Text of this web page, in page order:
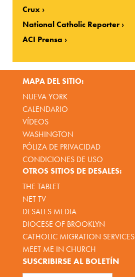
Crux
National Catholic Reporter
ACI Prensa
MAPA DEL SITIO:
NUEVA YORK
CALENDARIO
VÍDEOS
WASHINGTON
PÓLIZA DE PRIVACIDAD
CONDICIONES DE USO
OTROS SITIOS DE DESALES:
THE TABLET
NET TV
DESALES MEDIA
DIOCESE OF BROOKLYN
CATHOLIC MIGRATION SERVICES
MEET ME IN CHURCH
SUSCRIBIRSE AL BOLETÍN